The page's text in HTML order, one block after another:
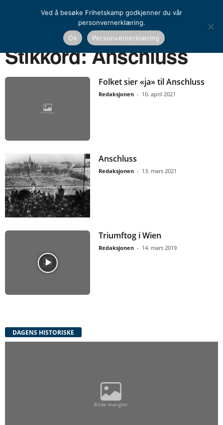
Anschluss
Stikkord: Anschluss
Folket sier «ja» til Anschluss
Redaksjonen - 10. april 2021
Anschluss
Redaksjonen - 13. mars 2021
Triumftog i Wien
Redaksjonen - 14. mars 2019
DAGENS HISTORISKE
Ved å besøke Frihetskamp godkjenner du vår
personvernerklæring.
Ok
Personvernerklæring